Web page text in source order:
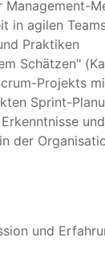
in agilen
Praktiken
Schätzen"
Projekts
Sprint-
der
und